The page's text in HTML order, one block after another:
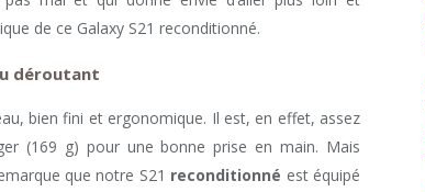
de ce Galaxy S21 reconditionné.
déroutant
bien fini et ergonomique. Il est, en effet, assez
(169 g) pour une bonne prise en main. Mais
que notre S21 reconditionné est équipé